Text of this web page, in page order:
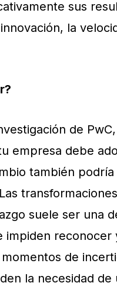
sus
la
de
empresa debe
también
suele ser una
impiden reconocer
de
la necesidad